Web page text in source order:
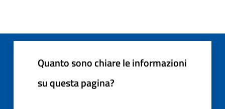
Quanto sono chiare le informazioni
su questa pagina?